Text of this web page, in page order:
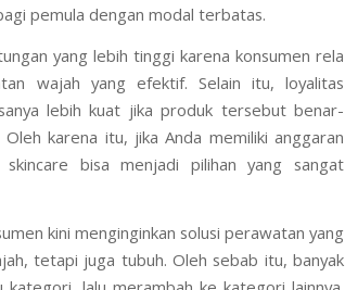
pemula dengan modal terbatas.
yang lebih tinggi karena konsumen rela
wajah yang efektif. Selain itu, loyalitas
lebih kuat jika produk tersebut benar-
karena itu, jika Anda memiliki anggaran
bisa menjadi pilihan yang sangat
kini menginginkan solusi perawatan yang
tetapi juga tubuh. Oleh sebab itu, banyak